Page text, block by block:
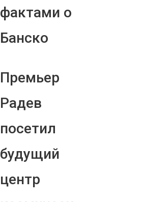
фактами о
Банско
Премьер
Радев
посетил
будущий
центр